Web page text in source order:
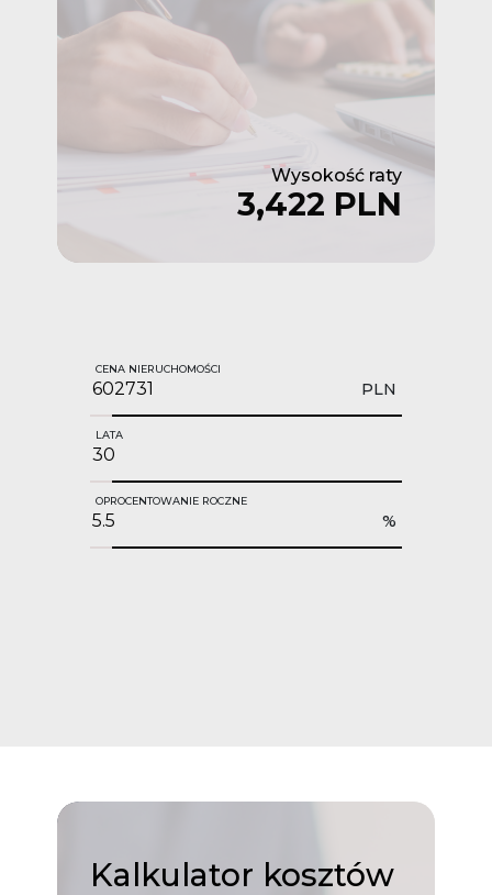
Wysokość raty
3,422 PLN
CENA NIERUCHOMOŚCI
PLN
LATA
OPROCENTOWANIE ROCZNE
%
Kalkulator kosztów